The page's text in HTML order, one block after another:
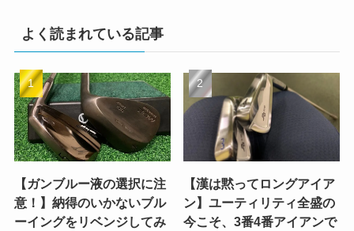
よく読まれている記事
【ガンブルー液の選択に注
意！】納得のいかないブル
ーイングをリベンジしてみ
【漢は黙ってロングアイア
ン】ユーティリティ全盛の
今こそ、3番4番アイアンで